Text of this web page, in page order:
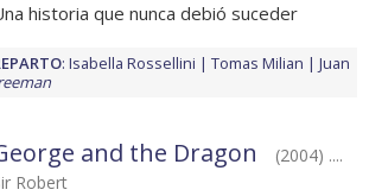
historia que nunca debió suceder
: Isabella Rossellini Tomas Milian
Juan
and the Dragon
(2004) ....
Robert